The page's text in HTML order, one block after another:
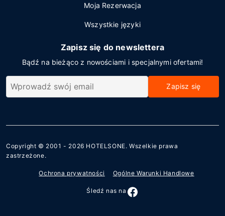
Moja Rezerwacja
Wszystkie języki
Zapisz się do newslettera
Bądź na bieżąco z nowościami i specjalnymi ofertami!
Zapisz się
Copyright © 2001 - 2026 HOTELSONE. Wszelkie prawa
zastrzeżone.
Ochrona prywatności Ogólne Warunki Handlowe
Śledź nas na